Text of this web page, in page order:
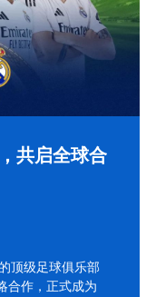
共启全球合
顶级足球俱乐部
合作，正式成为